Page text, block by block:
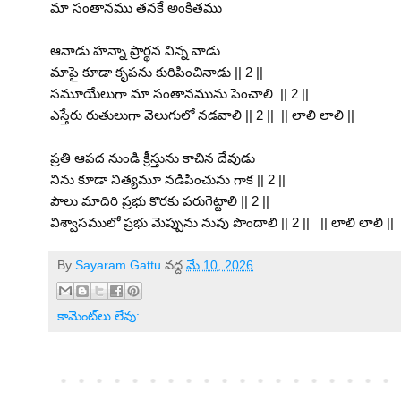
మా సంతానము తనకే అంకితము
ఆనాడు హన్నా ప్రార్థన విన్న వాడు
మాపై కూడా కృపను కురిపించినాడు || 2 ||
సమూయేలుగా మా సంతానమును పెంచాలి  || 2 ||
ఎస్తేరు రుతులుగా వెలుగులో నడవాలి || 2 ||  || లాలి లాలి ||
ప్రతి ఆపద నుండి క్రీస్తును కాచిన దేవుడు
నిను కూడా నిత్యమూ నడిపించును గాక || 2 ||
పౌలు మాదిరి ప్రభు కొరకు పరుగెట్టాలి || 2 ||
విశ్వాసములో ప్రభు మెప్పును నువు పొందాలి || 2 ||   || లాలి లాలి ||
By Sayaram Gattu వద్ద మే 10, 2026
కామెంట్‌లు లేవు: